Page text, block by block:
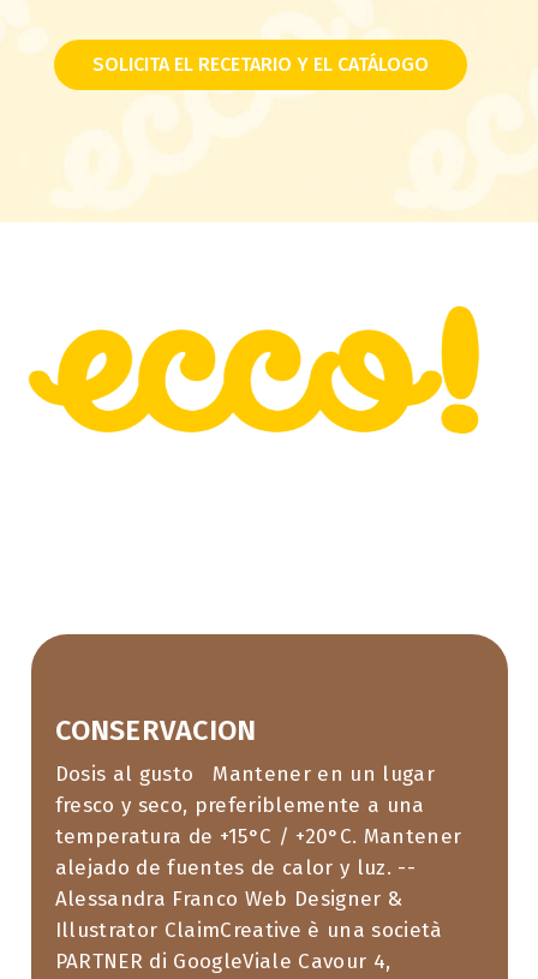
SOLICITA EL RECETARIO Y EL CATÁLOGO
CONSERVACION
Dosis al gusto Mantener en un lugar
fresco y seco, preferiblemente a una
temperatura de +15°C / +20°C. Mantener
alejado de fuentes de calor y luz. --
Alessandra Franco Web Designer &
Illustrator ClaimCreative è una società
PARTNER di GoogleViale Cavour 4,